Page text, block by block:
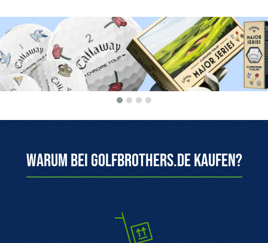
Warum bei Golfbrothers.de kaufen?